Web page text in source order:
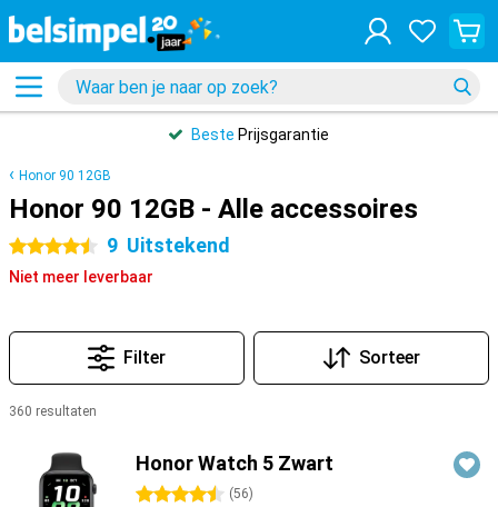
Beste Prijsgarantie
Honor 90 12GB
Honor 90 12GB - Alle accessoires
4.5 sterren 9 Uitstekend
Niet meer leverbaar
Filter Sorteer
360 resultaten
Honor Watch 5 Zwart
4.5 sterren (56)